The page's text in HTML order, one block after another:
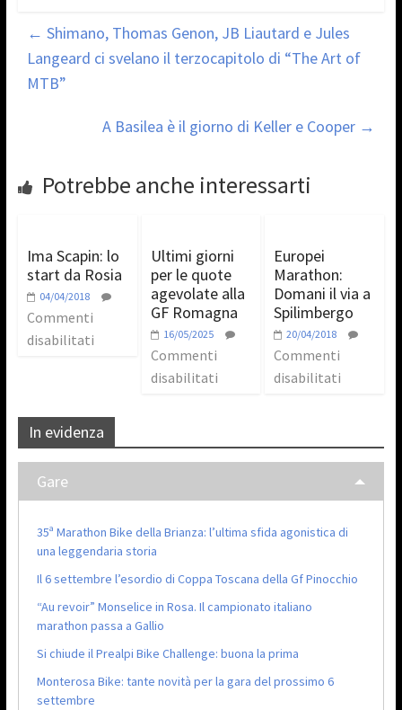
← Shimano, Thomas Genon, JB Liautard e Jules
Langeard ci svelano il terzocapitolo di “The Art of
MTB”
A Basilea è il giorno di Keller e Cooper →
Potrebbe anche interessarti
Ima Scapin: lo
start da Rosia
04/04/2018
Commenti
disabilitati
Ultimi giorni
per le quote
agevolate alla
GF Romagna
16/05/2025
Commenti
disabilitati
Europei
Marathon:
Domani il via a
Spilimbergo
20/04/2018
Commenti
disabilitati
In evidenza
Gare
35ª Marathon Bike della Brianza: l’ultima sfida agonistica di
una leggendaria storia
Il 6 settembre l’esordio di Coppa Toscana della Gf Pinocchio
“Au revoir” Monselice in Rosa. Il campionato italiano
marathon passa a Gallio
Si chiude il Prealpi Bike Challenge: buona la prima
Monterosa Bike: tante novità per la gara del prossimo 6
settembre